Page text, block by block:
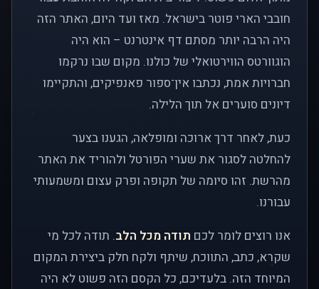
חובבי הארי פוטר בישראל. מאז ועד היום, האתר הזה
היה הרבה יותר מסתם דף אינטרנט – הוא היה
הוגוורטס הווירטואלי של כולנו. מקום שבו נרקמו
חברויות אמת, נכתבו אין־ספור פאנפיקים, והתקיימו
דיונים סוערים אל תוך הלילה.
כעת, לאחר דרך ארוכה ומופלאה, הגענו בצער
להחלטה לסגור את שערי הפורטל ולהוריד את האתר
מהרשת. זהו סיומה של תקופה ופרק עצום ומשמעותי
עבורנו.
אנו רוצים לומר לכם תודה מכל הלב. תודה לכל מי
שקרא, כתב, התווכח, שיתף ולקח חלק ביצירת המקום
המיוחד הזה. בלעדיכם, כל הקסם הזה פשוט לא היה